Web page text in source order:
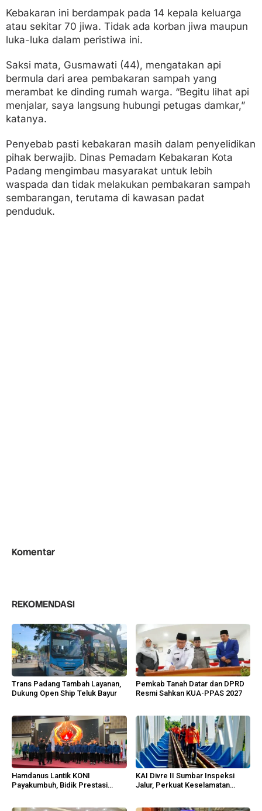
Kebakaran ini berdampak pada 14 kepala keluarga
atau sekitar 70 jiwa. Tidak ada korban jiwa maupun
luka-luka dalam peristiwa ini.
Saksi mata, Gusmawati (44), mengatakan api
bermula dari area pembakaran sampah yang
merambat ke dinding rumah warga. “Begitu lihat api
menjalar, saya langsung hubungi petugas damkar,”
katanya.
Penyebab pasti kebakaran masih dalam penyelidikan
pihak berwajib. Dinas Pemadam Kebakaran Kota
Padang mengimbau masyarakat untuk lebih
waspada dan tidak melakukan pembakaran sampah
sembarangan, terutama di kawasan padat
penduduk.
Komentar
REKOMENDASI
Trans Padang Tambah Layanan,
Dukung Open Ship Teluk Bayur
Pemkab Tanah Datar dan DPRD
Resmi Sahkan KUA-PPAS 2027
Hamdanus Lantik KONI
Payakumbuh, Bidik Prestasi
KAI Divre II Sumbar Inspeksi
Jalur, Perkuat Keselamatan